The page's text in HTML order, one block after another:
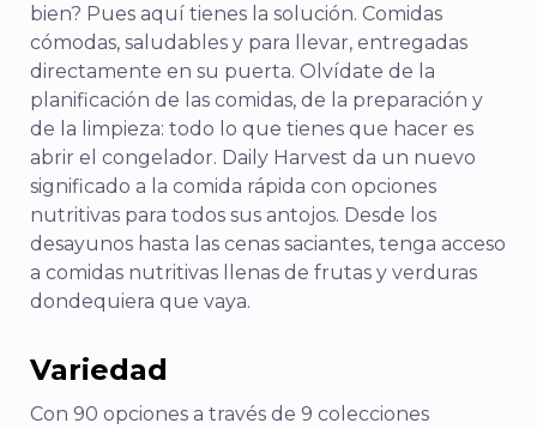
bien? Pues aquí tienes la solución. Comidas
cómodas, saludables y para llevar, entregadas
directamente en su puerta. Olvídate de la
planificación de las comidas, de la preparación y
de la limpieza: todo lo que tienes que hacer es
abrir el congelador. Daily Harvest da un nuevo
significado a la comida rápida con opciones
nutritivas para todos sus antojos. Desde los
desayunos hasta las cenas saciantes, tenga acceso
a comidas nutritivas llenas de frutas y verduras
dondequiera que vaya.
Variedad
Con 90 opciones a través de 9 colecciones